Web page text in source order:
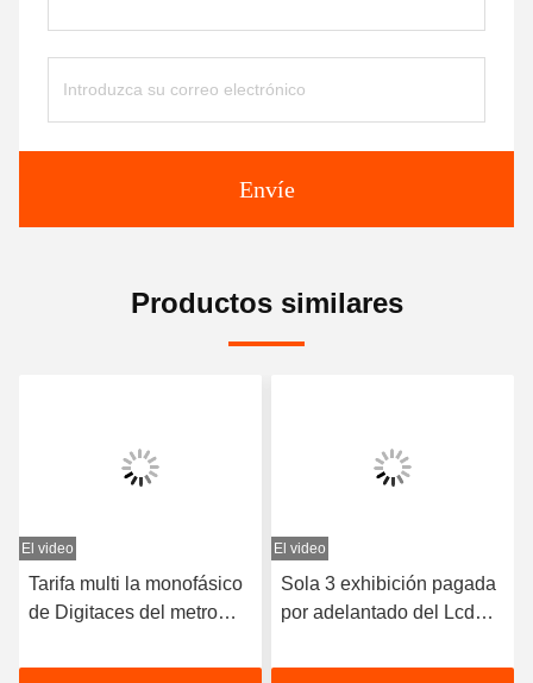
Envíe
Productos similares
El video
Sola 3 exhibición pagada
por adelantado del Lcd
electrónica de la fase
El video
metro de poder del carril
del dinar la monofásico de
de 100A NOTA Wifi Smart